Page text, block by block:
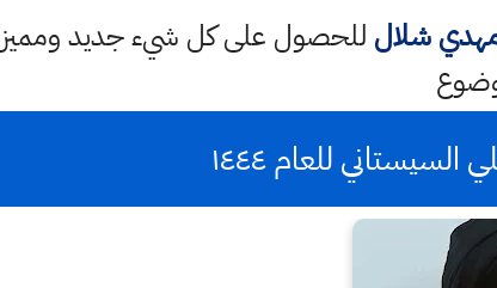
شلال للحصول على كل شيء جديد ومميز